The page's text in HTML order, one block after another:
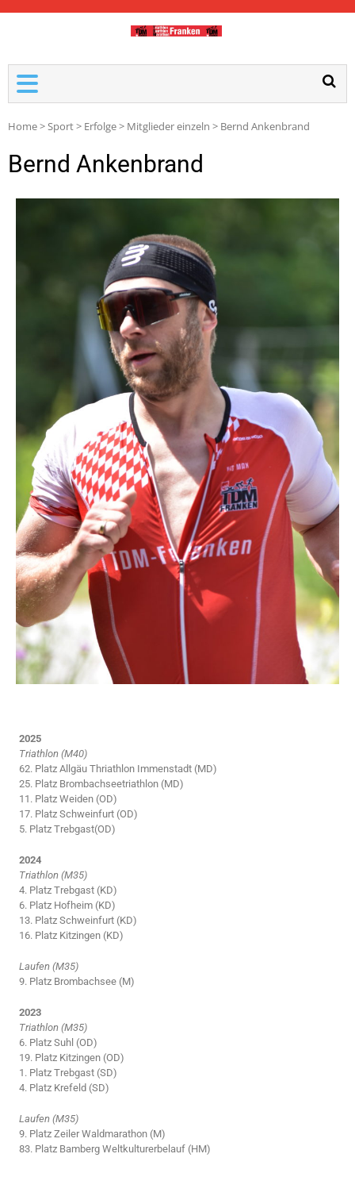
Home>Sport> Erfolge> Mitglieder einzeln > Bernd Ankenbrand
Bernd Ankenbrand
2025
Triathlon (M40)
62. Platz Allgäu Thriathlon Immenstadt (MD)
25. Platz Brombachseetriathlon (MD)
11. Platz Weiden (OD)
17. Platz Schweinfurt (OD)
5. Platz Trebgast(OD)
2024
Triathlon (M35)
4. Platz Trebgast (KD)
6. Platz Hofheim (KD)
13. Platz Schweinfurt (KD)
16. Platz Kitzingen (KD)
Laufen (M35)
9. Platz Brombachsee (M)
2023
Triathlon (M35)
6. Platz Suhl (OD)
19. Platz Kitzingen (OD)
1. Platz Trebgast (SD)
4. Platz Krefeld (SD)
Laufen (M35)
9. Platz Zeiler Waldmarathon (M)
83. Platz Bamberg Weltkulturerbelauf (HM)